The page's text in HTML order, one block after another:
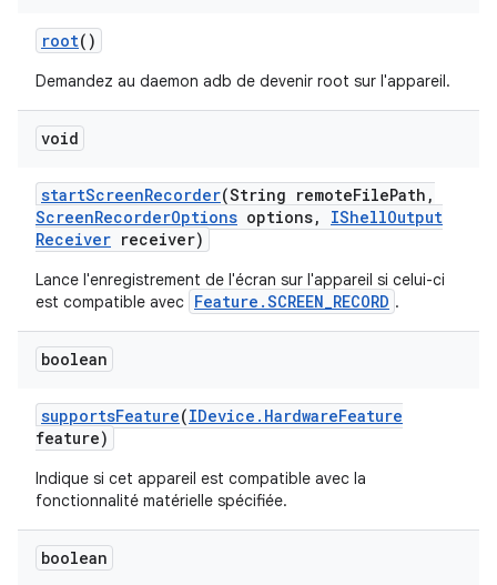
root()
Demandez au daemon adb de devenir root sur l'appareil.
void
startScreenRecorder(String remoteFilePath ,
ScreenRecorderOptions options, IShellOutput
Receiver receiver)
Lance l'enregistrement de l'écran sur l'appareil si celui-ci
est compatible avec Feature.SCREEN_RECORD .
boolean
supportsFeature(IDevice . HardwareFeature
feature)
Indique si cet appareil est compatible avec la
fonctionnalité matérielle spécifiée.
boolean